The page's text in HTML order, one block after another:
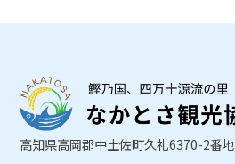
高知県高岡郡中土佐町久礼6370-2番地